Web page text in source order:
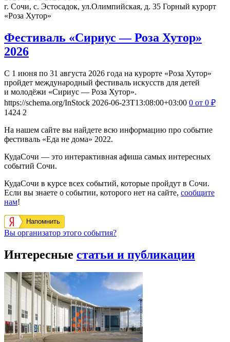
г. Сочи, с. Эстосадок, ул.Олимпийская, д. 35 Горный курорт
«Роза Хутор»
Фестиваль «Сириус — Роза Хутор»
2026
С 1 июня по 31 августа 2026 года на курорте «Роза Хутор»
пройдет международный фестиваль искусств для детей
и молодёжи «Сириус — Роза Хутор».
https://schema.org/InStock 2026-06-23T13:08:00+03:00 0 от 0 ₽
1424 2
На нашем сайте вы найдете всю информацию про событие
фестиваль «Еда не дома» 2022.
КудаСочи — это интерактивная афиша самых интересных
событий Сочи.
КудаСочи в курсе всех событий, которые пройдут в Сочи.
Если вы знаете о событии, которого нет на сайте, сообщите
нам!
Напомнить
Вы организатор этого события?
Интересные статьи и публикации